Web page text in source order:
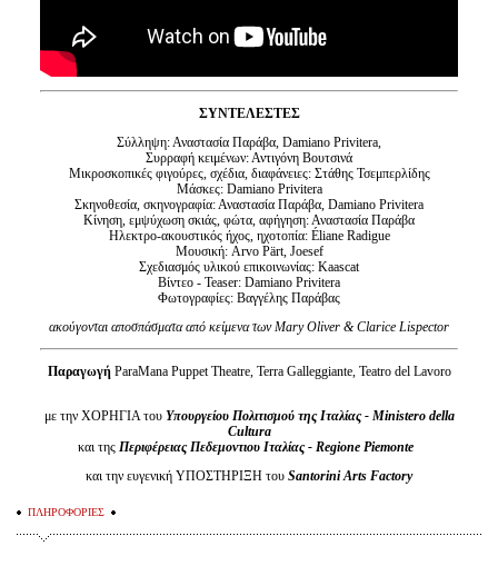
ΣΥΝΤΕΛΕΣΤΕΣ
Σύλληψη: Αναστασία Παράβα, Damiano Privitera,
Συρραφή κειμένων: Αντιγόνη Βουτσινά
Μικροσκοπικές φιγούρες, σχέδια, διαφάνειες: Στάθης Τσεμπερλίδης
Μάσκες: Damiano Privitera
Σκηνοθεσία, σκηνογραφία: Αναστασία Παράβα, Damiano Privitera
Κίνηση, εμψύχωση σκιάς, φώτα, αφήγηση: Αναστασία Παράβα
Ηλεκτρο-ακουστικός ήχος, ηχοτοπία: Éliane Radigue
Μουσική: Arvo Pärt, Joesef
Σχεδιασμός υλικού επικοινωνίας: Kaascat
Βίντεο - Teaser: Damiano Privitera
Φωτογραφίες: Βαγγέλης Παράβας
ακούγονται αποσπάσματα από κείμενα των Mary Oliver & Clarice Lispector
Παραγωγή ParaMana Puppet Theatre, Terra Galleggiante, Teatro del Lavoro
με την ΧΟΡΗΓΙΑ του Υπουργείου Πολιτισμού της Ιταλίας - Ministero della
Cultura
και της Περιφέρειας Πεδεμοντιου Ιταλίας - Regione Piemonte
και την ευγενική ΥΠΟΣΤΗΡΙΞΗ του Santorini Arts Factory
ΠΛΗΡΟΦΟΡΙΕΣ